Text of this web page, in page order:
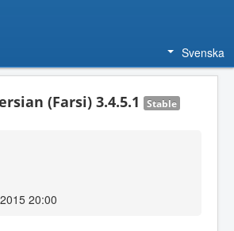
Svenska
(Farsi) 3.4.5.1 Stable
20:00